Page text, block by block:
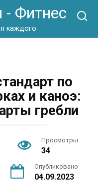
- Фитнес
каждого
по
и каноэ:
гребли
Просмотры
34
Опубликовано
04.09.2023